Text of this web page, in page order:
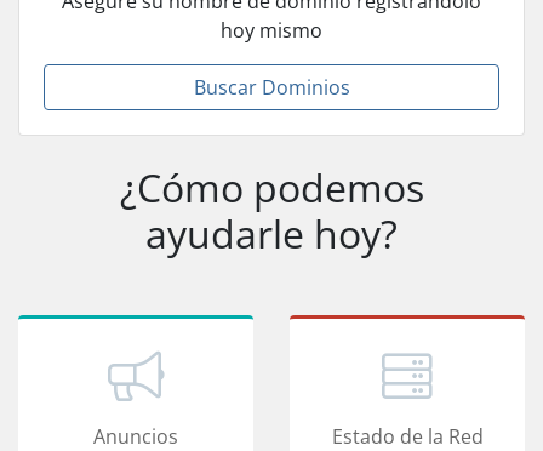
hoy mismo
Buscar Dominios
¿Cómo podemos
ayudarle hoy?
Anuncios Estado de la Red